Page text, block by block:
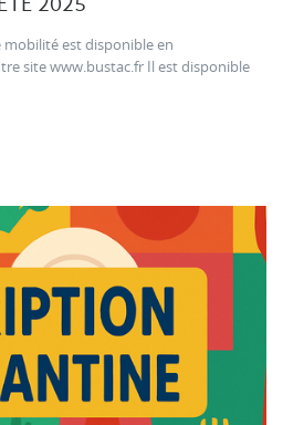
mobilité est disponible en
site www.bustac.fr Il est disponible